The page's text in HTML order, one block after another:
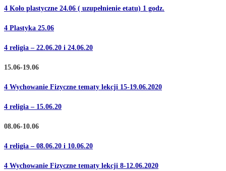
4 Koło plastyczne 24.06 ( uzupełnienie etatu) 1 godz.
4 Plastyka 25.06
4 religia – 22.06.20 i 24.06.20
15.06-19.06
4 Wychowanie Fizyczne tematy lekcji 15-19.06.2020
4 religia – 15.06.20
08.06-10.06
4 religia – 08.06.20 i 10.06.20
4 Wychowanie Fizyczne tematy lekcji 8-12.06.2020